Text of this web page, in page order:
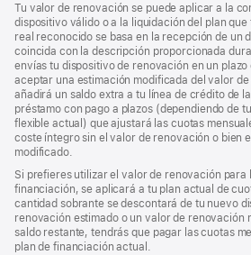
Tu valor de renovación se puede aplicar a la
dispositivo válido o a la liquidación del plan
real reconocido se basa en la recepción de un
coincida con la descripción proporcionada
envías tu dispositivo de renovación en un plazo
aceptar una estimación modificada del valor
añadirá un saldo extra a tu línea de crédito de
préstamo con pago a plazos (dependiendo de
flexible actual) que ajustará las cuotas
coste íntegro sin el valor de renovación o bien
modificado.
Si prefieres utilizar el valor de renovación para
financiación, se aplicará a tu plan actual de
cantidad sobrante se descontará de tu nuevo
renovación estimado o un valor de renovación
saldo restante, tendrás que pagar las cuotas
plan de financiación actual.